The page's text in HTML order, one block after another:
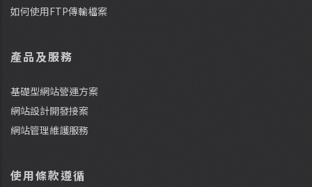
如何使用FTP傳輸檔案
產品及服務
基礎型網站營運方案
網站設計開發接案
網站管理維護服務
使用條款遵循